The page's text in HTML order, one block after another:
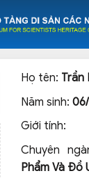
Họ tên: Trần
Năm sinh:
Giới tính:
Chuyên
Phẩm Và Đồ